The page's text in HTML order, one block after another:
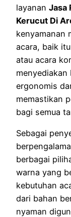
layanan Jasa
Kerucut Di
kenyamanan
acara, baik
atau acara
ergonomis
memastikan
bagi semua
Sebagai
berbagai
warna yang
kebutuhan
dari bahan
nyaman